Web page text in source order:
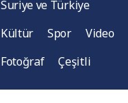
Suriye ve Türkiye
Kültür
Spor
Video
Fotoğraf
Çeşitli